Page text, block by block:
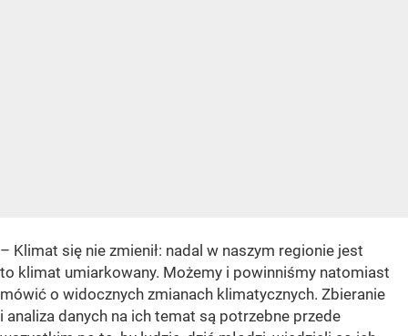
– Klimat się nie zmienił: nadal w naszym regionie jest
to klimat umiarkowany. Możemy i powinniśmy natomiast
mówić o widocznych zmianach klimatycznych. Zbieranie
i analiza danych na ich temat są potrzebne przede